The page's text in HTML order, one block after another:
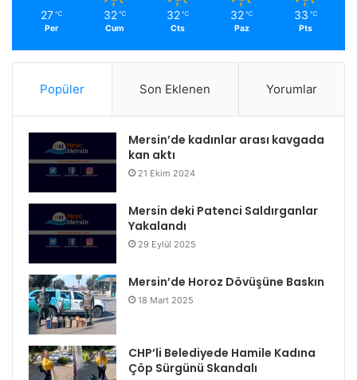
27 ℃
Per
32 ℃
Cum
32 ℃
Cts
32 ℃
Paz
33 ℃
Pts
Popüler Son Eklenen Yorumlar
Mersin’de kadınlar arası kavgada
kan aktı
21 Ekim 2024
Mersin deki Patenci Saldırganlar
Yakalandı
29 Eylül 2025
Mersin’de Horoz Dövüşüne Baskın
18 Mart 2025
CHP’li Belediyede Hamile Kadına
Çöp Sürgünü Skandalı